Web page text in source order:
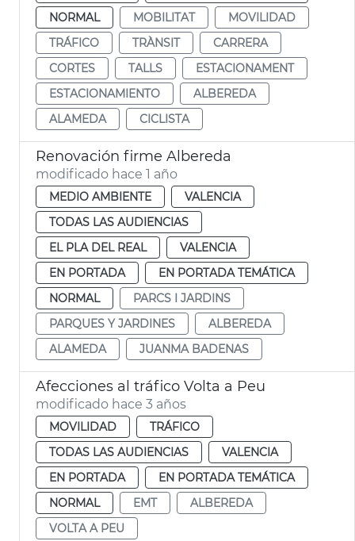
NORMAL
MOBILITAT
MOVILIDAD
TRÁFICO
TRÀNSIT
CARRERA
CORTES
TALLS
ESTACIONAMENT
ESTACIONAMIENTO
ALBEREDA
ALAMEDA
CICLISTA
Renovación firme Albereda
modificado hace 1 año
MEDIO AMBIENTE
VALENCIA
TODAS LAS AUDIENCIAS
EL PLA DEL REAL
VALENCIA
EN PORTADA
EN PORTADA TEMÁTICA
NORMAL
PARCS I JARDINS
PARQUES Y JARDINES
ALBEREDA
ALAMEDA
JUANMA BADENAS
Afecciones al tráfico Volta a Peu
modificado hace 3 años
MOVILIDAD
TRÁFICO
TODAS LAS AUDIENCIAS
VALENCIA
EN PORTADA
EN PORTADA TEMÁTICA
NORMAL
EMT
ALBEREDA
VOLTA A PEU